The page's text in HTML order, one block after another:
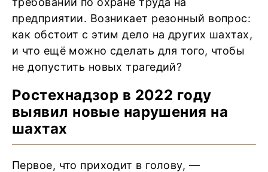
предприятии. Возникает резонный вопрос:
как обстоит с этим дело на других шахтах,
и что ещё можно сделать для того, чтобы
не допустить новых трагедий?
Ростехнадзор в 2022 году
выявил новые нарушения на
шахтах
Первое, что приходит в голову, —